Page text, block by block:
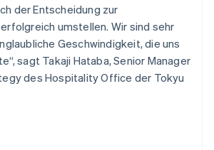
der Entscheidung zur
umstellen. Wir sind sehr
Geschwindigkeit, die uns
sagt Takaji Hataba, Senior Manager
des Hospitality Office der Tokyu